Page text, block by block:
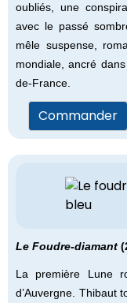
oubliés, une
avec le passé
mêle suspense,
mondiale, ancré
de-France.
Commander
Le Foudre-diamant
La première Lune
d’Auvergne. Thibaut